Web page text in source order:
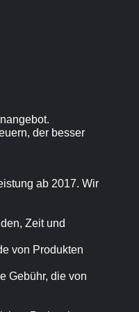
der besser
ab 2017. Wir
Zeit und
von Produkten
Gebühr, die von